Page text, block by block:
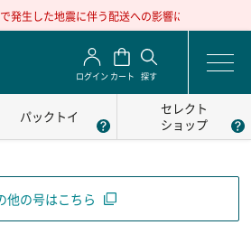
発生した地震に伴う配送への影響について
ログイン カート 探す
パックトイ
セレクト
ショップ
他の号はこちら